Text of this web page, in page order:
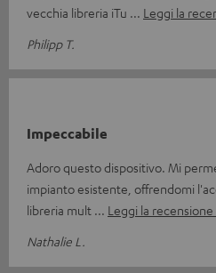
vecchia libreria iTu
Leggi la
Philipp T.
Impeccabile
Adoro questo dispositivo. Mi
impianto esistente, offrendomi
libreria mult
Leggi la
Nathalie L.